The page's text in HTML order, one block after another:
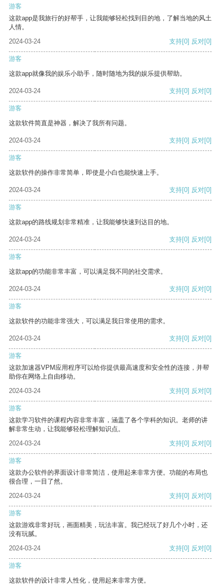
游客
这款app是我旅行的好帮手，让我能够轻松找到目的地，了解当地的风土
人情。
2024-03-24
支持[0] 反对[0]
游客
这款app就像我的娱乐小助手，随时随地为我的娱乐提供帮助。
2024-03-24 支持[0] 反对[0]
游客
这款软件简直是神器，解决了我所有问题。
2024-03-24 支持[0] 反对[0]
游客
这款软件的操作非常简单，即使是小白也能快速上手。
2024-03-24 支持[0] 反对[0]
游客
这款app的路线规划非常精准，让我能够快速到达目的地。
2024-03-24 支持[0] 反对[0]
游客
这款app的功能非常丰富，可以满足我不同的社交需求。
2024-03-24 支持[0] 反对[0]
游客
这款软件的功能非常强大，可以满足我日常使用的需求。
2024-03-24 支持[0] 反对[0]
游客
这款加速器VPM应用程序可以给你提供最高速度和安全性的连接，并帮
助你在网络上自由移动。
2024-03-24
支持[0] 反对[0]
游客
这款学习软件的课程内容非常丰富，涵盖了各个学科的知识。老师的讲
解非常生动，让我能够轻松理解知识点。
2024-03-24
支持[0] 反对[0]
游客
这款办公软件的界面设计非常简洁，使用起来非常方便。功能的布局也
很合理，一目了然。
2024-03-24
支持[0] 反对[0]
游客
这款游戏非常好玩，画面精美，玩法丰富。我已经玩了好几个小时，还
没有玩腻。
2024-03-24
支持[0] 反对[0]
游客
这款软件的设计非常人性化，使用起来非常方便。